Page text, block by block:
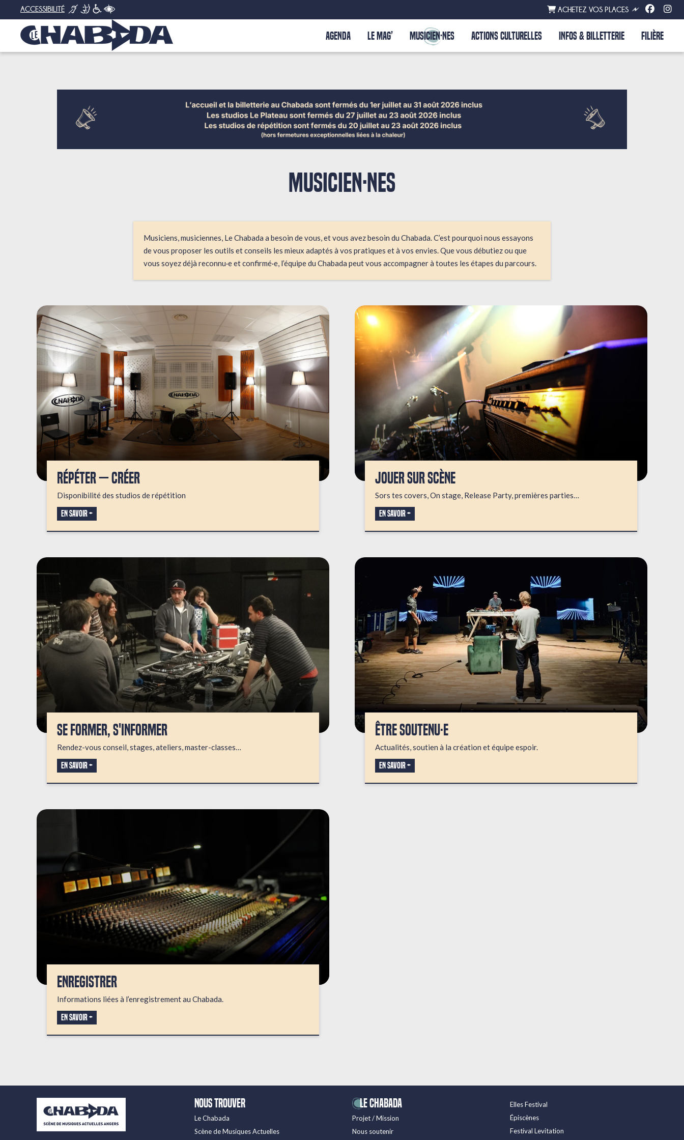
ACCESSIBILITÉ ACHETEZ VOS PLACES
AGENDA LE MAG’ MUSICIEN·NES ACTIONS CULTURELLES INFOS & BILLETTERIE FILIÈRE
MUSICIEN·NES
Musiciens, musiciennes, Le Chabada a besoin de vous, et vous avez besoin du Chabada. C’est pourquoi nous essayons
de vous proposer les outils et conseils les mieux adaptés à vos pratiques et à vos envies. Que vous débutiez ou que
vous soyez déjà reconnu·e et confirmé·e, l’équipe du Chabada peut vous accompagner à toutes les étapes du parcours.
RÉPÉTER — CRÉER
Disponibilité des studios de répétition
En savoir +
JOUER SUR SCÈNE
Sors tes covers, On stage, Release Party, premières parties…
En savoir +
SE FORMER, S'INFORMER
Rendez-vous conseil, stages, ateliers, master-classes…
En savoir +
ÊTRE SOUTENU·E
Actualités, soutien à la création et équipe espoir.
En savoir +
ENREGISTRER
Informations liées à l’enregistrement au Chabada.
En savoir +
Nous trouver
Le Chabada
Scène de Musiques Actuelles
LE CHABADA
Projet / Mission
Nous soutenir
Elles Festival
Épiscènes
Festival Levitation